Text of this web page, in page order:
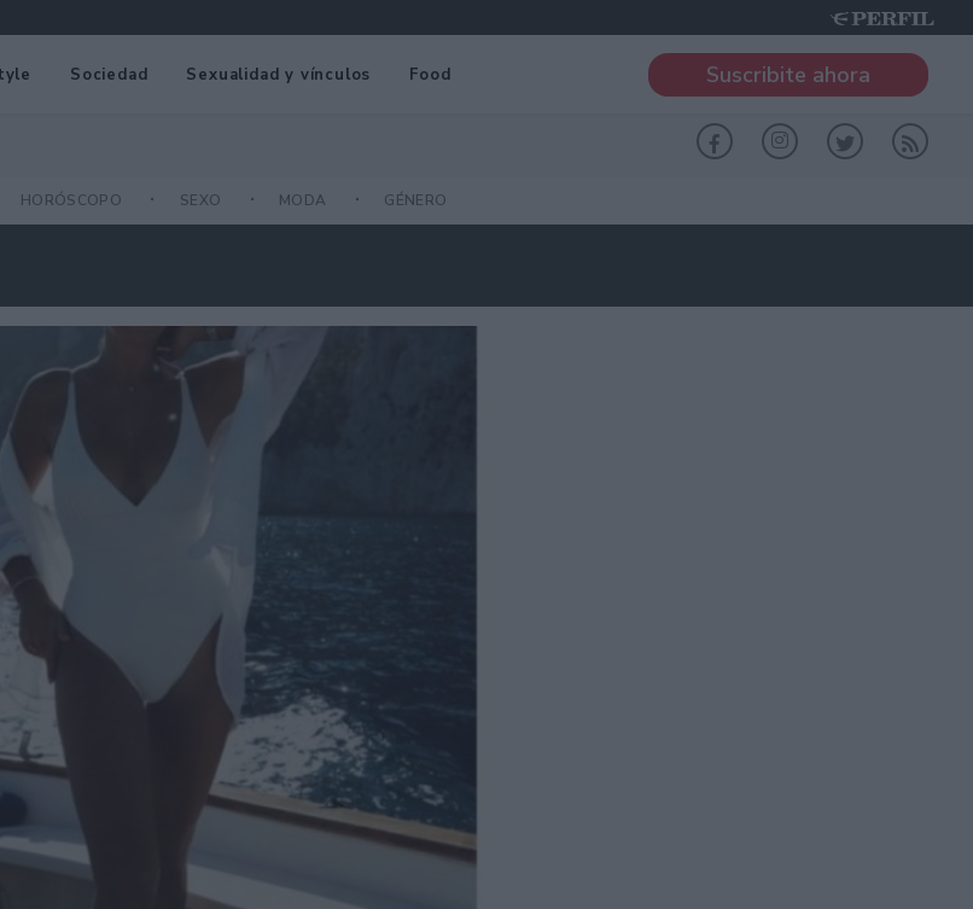
Sociedad Sexualidad y vínculos Food Suscribite ahora
HORÓSCOPO SEXO MODA GÉNERO